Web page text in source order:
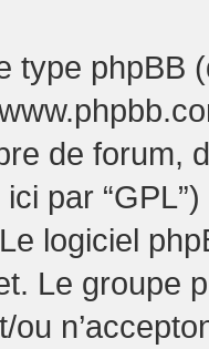
phpBB
de forum,
ici par
logiciel
Le groupe
ou